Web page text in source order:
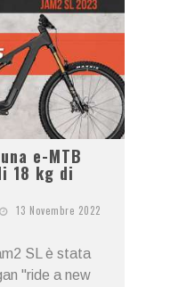
e-MTB
18 kg di
13 Novembre 2022
SL è stata
"ride a new